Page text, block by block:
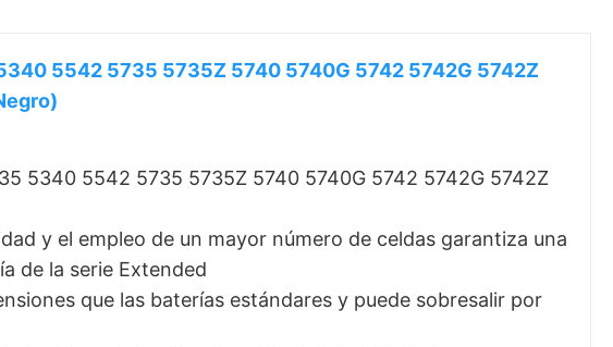
5542 5735 5735Z 5740 5740G 5742 5742G 5742Z
5340 5542 5735 5735Z 5740 5740G 5742 5742G 5742Z
y el empleo de un mayor número de celdas garantiza una
de la serie Extended
que las baterías estándares y puede sobresalir por